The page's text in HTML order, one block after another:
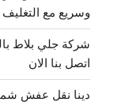
وسريع مع
اتصل بنا الان